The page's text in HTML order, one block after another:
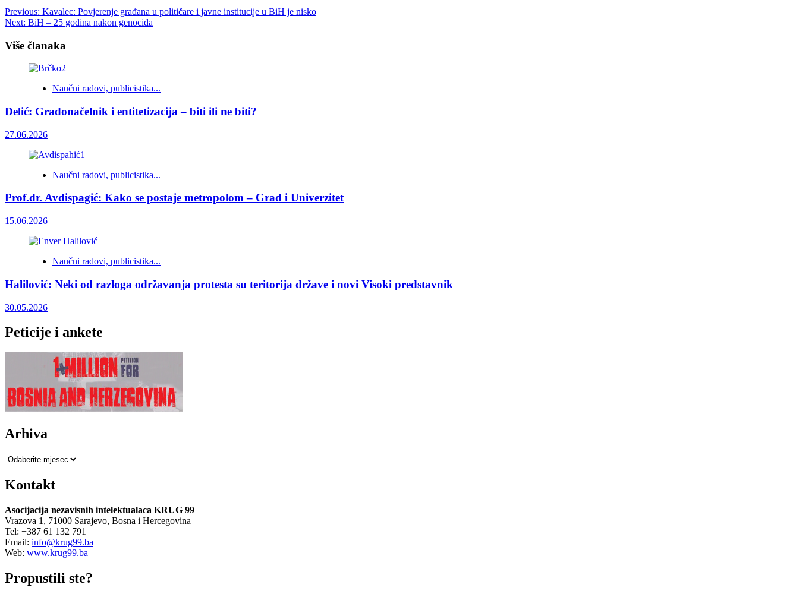
Post
navigation
Previous: Kavalec: Povjerenje građana u političare i javne institucije u BiH je nisko
Next: BiH – 25 godina nakon genocida
Više članaka
Naučni radovi, publicistika...
Delić: Gradonačelnik i entitetizacija – biti ili ne biti?
27.06.2026
Naučni radovi, publicistika...
Prof.dr. Avdispagić: Kako se postaje metropolom – Grad i Univerzitet
15.06.2026
Naučni radovi, publicistika...
Halilović: Neki od razloga održavanja protesta su teritorija države i novi Visoki predstavnik
30.05.2026
Peticije i ankete
Arhiva
Arhiva
Kontakt
Asocijacija nezavisnih intelektualaca KRUG 99
Vrazova 1, 71000 Sarajevo, Bosna i Hercegovina
Tel: +387 61 132 791
Email: info@krug99.ba
Web: www.krug99.ba
Propustili ste?